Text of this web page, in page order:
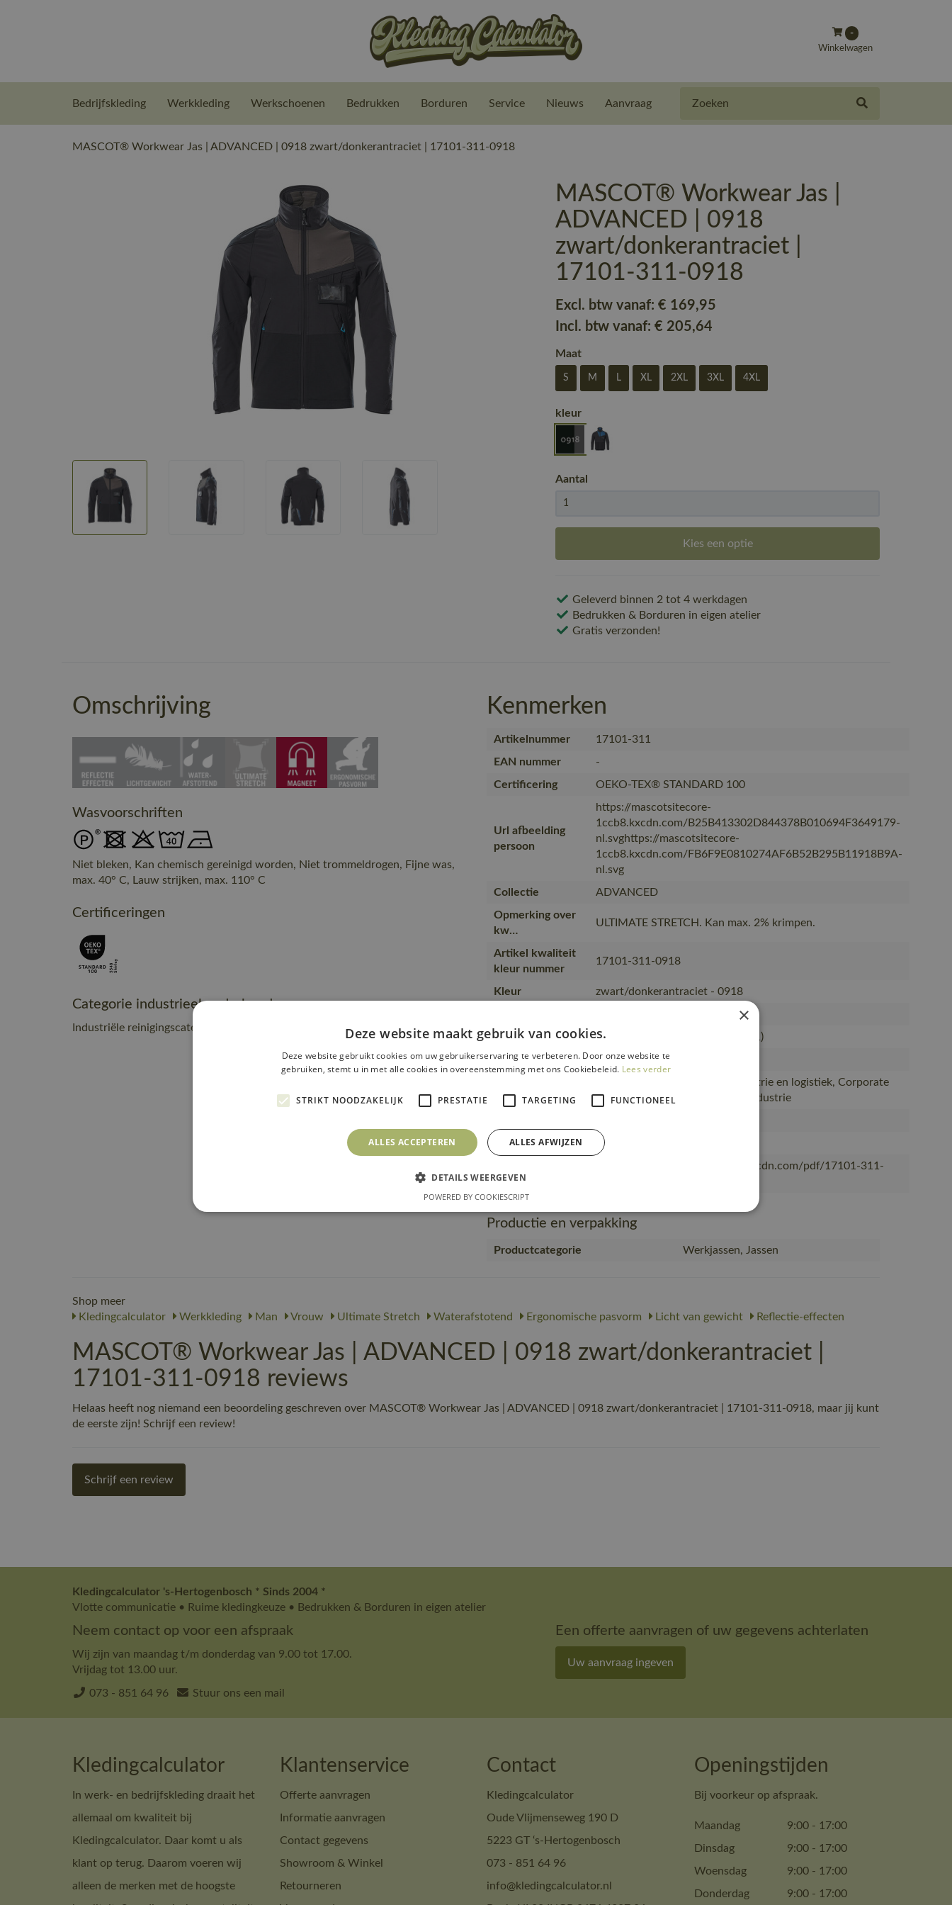
-
Winkelwagen
Bedrijfskleding Werkkleding Werkschoenen Bedrukken Borduren Service Nieuws Aanvraag
MASCOT® Workwear Jas | ADVANCED | 0918 zwart/donkerantraciet | 17101-311-0918
MASCOT® Workwear Jas |
ADVANCED | 0918
zwart/donkerantraciet |
17101-311-0918
Excl. btw vanaf:€ 169,95
Incl. btw vanaf:€ 205,64
Maat
S M L XL 2XL 3XL 4XL
kleur
Aantal
Kies een optie
Geleverd binnen 2 tot 4 werkdagen
Bedrukken & Borduren in eigen atelier
Gratis verzonden!
Omschrijving
Wasvoorschriften
Niet bleken, Kan chemisch gereinigd worden, Niet trommeldrogen, Fijne was,
max. 40° C, Lauw strijken, max. 110° C
Certificeringen
Categorie industrieel onderhoud
Industriële reinigingscategorie C2
Kenmerken
Artikelnummer
17101-311
EAN nummer
-
Certificering
OEKO-TEX® STANDARD 100
Url afbeelding
persoon
https://mascotsitecore-
1ccb8.kxcdn.com/B25B413302D844378B010694F3649179-
nl.svghttps://mascotsitecore-
1ccb8.kxcdn.com/FB6F9E0810274AF6B52B295B11918B9A-
nl.svg
Collectie
ADVANCED
Opmerking over
kw…
ULTIMATE STRETCH. Kan max. 2% krimpen.
Artikel kwaliteit
kleur nummer
17101-311-0918
Kleur
zwart/donkerantraciet - 0918
Kwaliteit
92% polyamide/8% elastaan (311)
Productcategorie
Werkjassen, Jassen
Bouw en installatie, Lichte industrie en logistiek, Corporate
Wear, Weg- en waterbouw en industrie
Merk
MASCOT®
Url product pdf
https://mascotsitecore-1ccb8.kxcdn.com/pdf/17101-311-
Productie en verpakking
Productcategorie Werkjassen, Jassen
Shop meer
Kledingcalculator
Werkkleding Man Vrouw Ultimate Stretch Waterafstotend Ergonomische pasvorm Licht van gewicht Reflectie-effecten
MASCOT® Workwear Jas | ADVANCED | 0918 zwart/donkerantraciet |
17101-311-0918 reviews
Helaas heeft nog niemand een beoordeling geschreven over MASCOT® Workwear Jas | ADVANCED | 0918 zwart/donkerantraciet | 17101-311-0918, maar jij kunt
de eerste zijn! Schrijf een review!
Schrijf een review
Kledingcalculator 's-Hertogenbosch * Sinds 2004 *
Vlotte communicatie • Ruime kledingkeuze • Bedrukken & Borduren in eigen atelier
Neem contact op voor een afspraak
Wij zijn van maandag t/m donderdag van 9.00 tot 17.00.
Vrijdag tot 13.00 uur.
073 - 851 64 96 Stuur ons een mail
Een offerte aanvragen of uw gegevens achterlaten
Uw aanvraag ingeven
Kledingcalculator
In werk- en bedrijfskleding draait het
allemaal om kwaliteit bij
Kledingcalculator. Daar komt u als
klant op terug. Daarom voeren wij
alleen de merken met de hoogste
Klantenservice
Offerte aanvragen
Informatie aanvragen
Contact gegevens
Showroom & Winkel
Retourneren
Contact
Kledingcalculator
Oude Vlijmenseweg 190 D
5223 GT ‘s-Hertogenbosch
073 - 851 64 96
info@kledingcalculator.nl
Openingstijden
Bij voorkeur op afspraak.
Maandag 9:00 - 17:00
Dinsdag
9:00 - 17:00
Woensdag
9:00 - 17:00
Donderdag
9:00 - 17:00
×
Deze website maakt gebruik van cookies.
Deze website gebruikt cookies om uw gebruikerservaring te verbeteren. Door onze website te
gebruiken, stemt u in met alle cookies in overeenstemming met ons Cookiebeleid. Lees verder
STRIKT NOODZAKELIJK PRESTATIE TARGETING FUNCTIONEEL
ALLES ACCEPTEREN ALLES AFWIJZEN
DETAILS WEERGEVEN
POWERED BY COOKIESCRIPT